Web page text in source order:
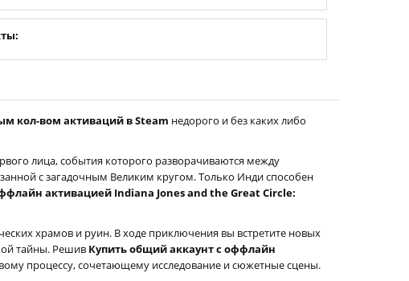
кол-вом активаций в Steam недорого и без каких либо
лица, события которого разворачиваются между
с загадочным Великим кругом. Только Инди способен
активацией Indiana Jones and the Great Circle:
храмов и руин. В ходе приключения вы встретите новых
тайны. Решив Купить общий аккаунт с оффлайн
процессу, сочетающему исследование и сюжетные сцены.